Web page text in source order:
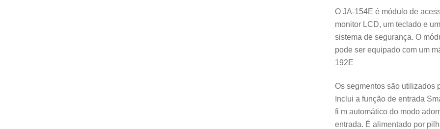
O JA-154E é módulo de
monitor LCD, um teclado e
sistema de segurança. O
pode ser equipado com um
192E
Os segmentos são utilizados
Inclui a função de entrada
fi m automático do modo
entrada. É alimentado por